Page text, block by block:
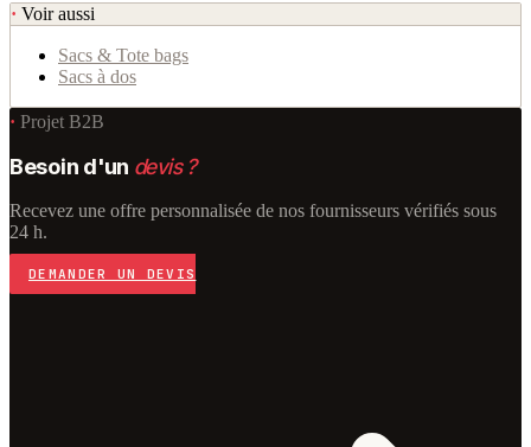
· Voir aussi
Sacs & Tote bags
Sacs à dos
· Projet B2B
Besoin d'un devis ?
Recevez une offre personnalisée de nos fournisseurs vérifiés sous
24 h.
DEMANDER UN DEVIS